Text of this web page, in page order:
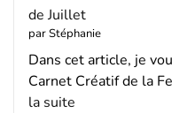
de Juillet
par Stéphanie
Dans cet article, je
Carnet Créatif de la
la suite